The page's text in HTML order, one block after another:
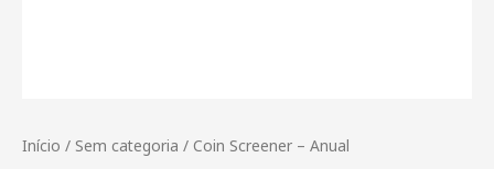
Início / Sem categoria / Coin Screener – Anual